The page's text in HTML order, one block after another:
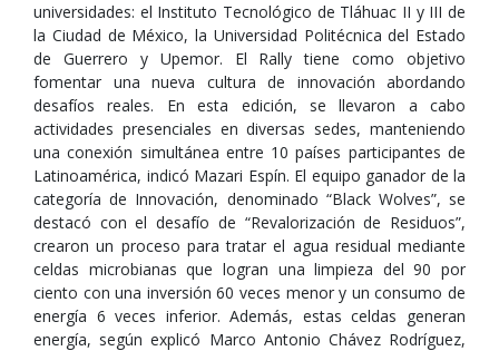
universidades: el Instituto Tecnológico de Tláhuac II y III de
la Ciudad de México, la Universidad Politécnica del Estado
de Guerrero y Upemor. El Rally tiene como objetivo
fomentar una nueva cultura de innovación abordando
desafíos reales. En esta edición, se llevaron a cabo
actividades presenciales en diversas sedes, manteniendo
una conexión simultánea entre 10 países participantes de
Latinoamérica, indicó Mazari Espín. El equipo ganador de la
categoría de Innovación, denominado “Black Wolves”, se
destacó con el desafío de “Revalorización de Residuos”,
crearon un proceso para tratar el agua residual mediante
celdas microbianas que logran una limpieza del 90 por
ciento con una inversión 60 veces menor y un consumo de
energía 6 veces inferior. Además, estas celdas generan
energía, según explicó Marco Antonio Chávez Rodríguez,